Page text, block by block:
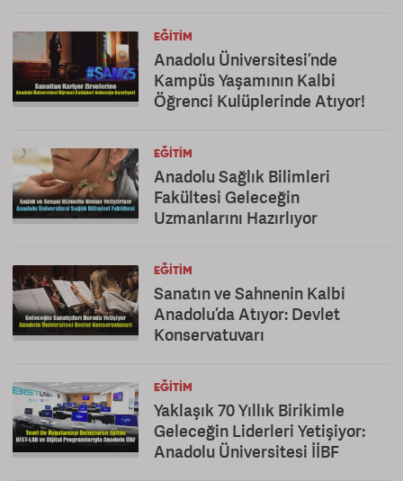
EĞITIM
Anadolu Üniversitesi’nde
Kampüs Yaşamının Kalbi
Öğrenci Kulüplerinde Atıyor!
EĞITIM
Anadolu Sağlık Bilimleri
Fakültesi Geleceğin
Uzmanlarını Hazırlıyor
EĞITIM
Sanatın ve Sahnenin Kalbi
Anadolu’da Atıyor: Devlet
Konservatuvarı
EĞITIM
Yaklaşık 70 Yıllık Birikimle
Geleceğin Liderleri Yetişiyor:
Anadolu Üniversitesi İİBF